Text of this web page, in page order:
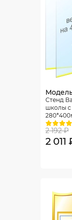
Стенд
школы с
2 192 ₽
2 011